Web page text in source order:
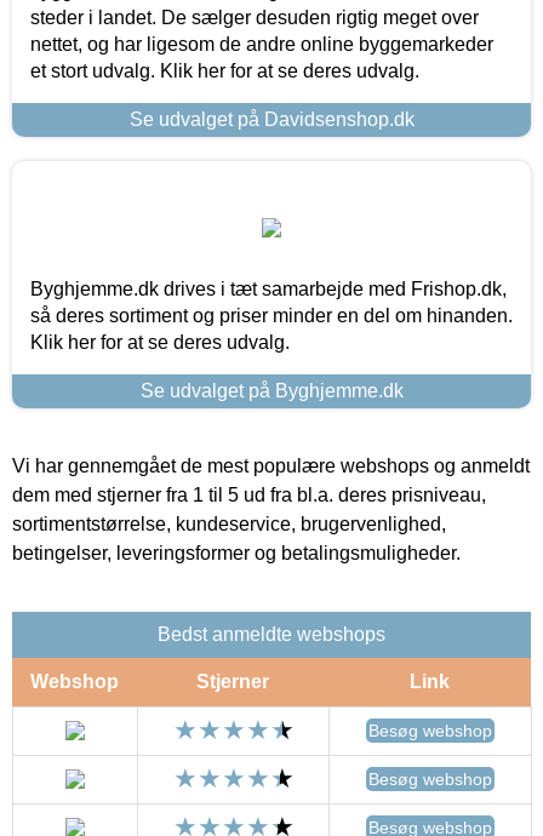
steder i landet. De sælger desuden rigtig meget over
nettet, og har ligesom de andre online byggemarkeder
et stort udvalg. Klik her for at se deres udvalg.
Se udvalget på Davidsenshop.dk
Byghjemme.dk drives i tæt samarbejde med Frishop.dk,
så deres sortiment og priser minder en del om hinanden.
Klik her for at se deres udvalg.
Se udvalget på Byghjemme.dk
Vi har gennemgået de mest populære webshops og anmeldt
dem med stjerner fra 1 til 5 ud fra bl.a. deres prisniveau,
sortimentstørrelse, kundeservice, brugervenlighed,
betingelser, leveringsformer og betalingsmuligheder.
Bedst anmeldte webshops
Webshop Stjerner Link
Besøg webshop
Besøg webshop
Besøg webshop